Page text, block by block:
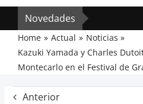
Inicio
Actual
Artículos
Previos de ópera
Novedades
Home Actual
Noticias
Kazuki Yamada y Charles
Montecarlo en el Festival de
Anterior